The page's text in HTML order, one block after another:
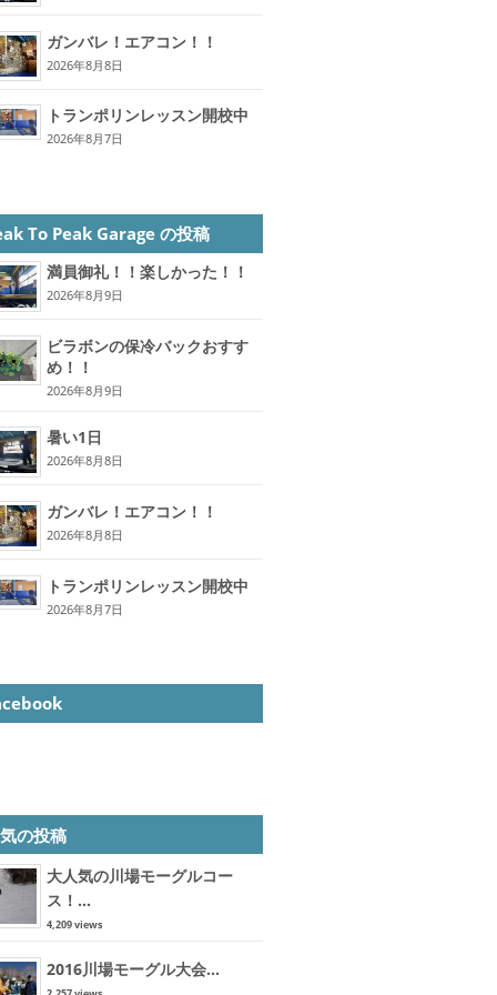
ガンバレ！エアコン！！
2026年8月8日
トランポリンレッスン開校中
2026年8月7日
To Peak Garage の投稿
満員御礼！！楽しかった！！
2026年8月9日
ビラボンの保冷バックおすす
め！！
2026年8月9日
暑い1日
2026年8月8日
ガンバレ！エアコン！！
2026年8月8日
トランポリンレッスン開校中
2026年8月7日
の投稿
大人気の川場モーグルコー
ス！...
4,209 views
2016川場モーグル大会...